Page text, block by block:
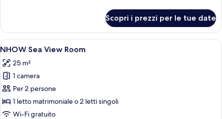
Scopri i prezzi per le tue date
Apri
tutte
le
foto
per
NHOW
Sea
Una camera d'albergo con un letto
7
NHOW Sea View Room
25 m²
1 camera
Per 2 persone
1 letto matrimoniale o 2 letti singoli
Wi-Fi gratuito